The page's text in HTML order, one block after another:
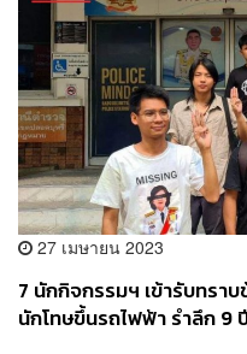
27 เมษายน 2023
7 นักกิจกรรมฯ เข้ารับทรา
นักโทษขึ้นรถไฟฟ้า รำลึก 9